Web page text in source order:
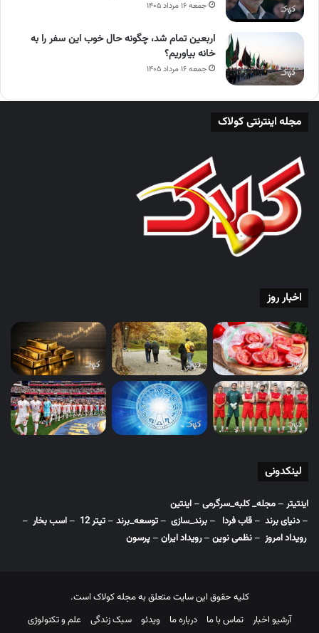
جمعه ۱۶ مرداد ۱۴۰۵
اربعین تمام شد، چگونه حال خوب این سفر را به
خانه بیاوریم؟
جمعه ۱۶ مرداد ۱۴۰۵
مجله اینترنتی کولاک
اخبار روز
لینکدونی
اینتیتر – مجله_ کلبه_سرگرمی – اینتین
– دنیای برند – قاب فردا – برند_سازی – توسعه_برند – تیتر 12 – اسب بخار –
رویداد امروز – نظمی نوین –رویداد ایران – پرسون
کلیه حقوق این سایت متعلق به مجله کولاک است.
آرشیو اخبار
تماس با ما درباره ما ویدئو سبک زندگی علم و تکنولوژی